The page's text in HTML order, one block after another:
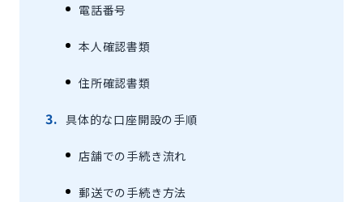
電話番号
本人確認書類
住所確認書類
具体的な口座開設の手順
店舗での手続き流れ
郵送での手続き方法